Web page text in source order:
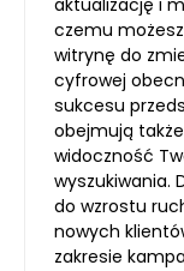
aktualizację i
czemu
witrynę do
cyfrowej
sukcesu
obejmują
widoczność
wyszukiwania.
do wzrostu
nowych
zakresie